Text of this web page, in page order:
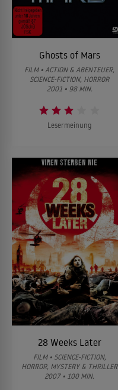
Ghosts of Mars
FILM • ACTION & ABENTEUER,
SCIENCE-FICTION, HORROR
2001 • 98 MIN.
Lesermeinung
28 Weeks Later
FILM • SCIENCE-FICTION,
HORROR, MYSTERY & THRILLER
2007 • 100 MIN.